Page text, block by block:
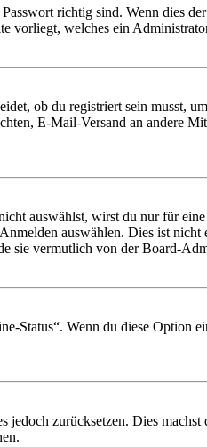
richtig sind. Wenn dies
vorliegt, welches ein
ob du registriert sein musst,
E-Mail-Versand an andere
auswählst, wirst du nur für
auswählen. Dies ist
sie vermutlich von der Board-
Wenn du diese Option
zurücksetzen. Dies